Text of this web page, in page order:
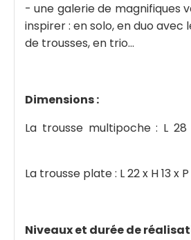
- une galerie de magnifiques
inspirer : en solo, en duo avec
de trousses, en trio...
Dimensions :
La trousse multipoche : L
La trousse plate : L 22 x H 13 x
Niveaux et durée de